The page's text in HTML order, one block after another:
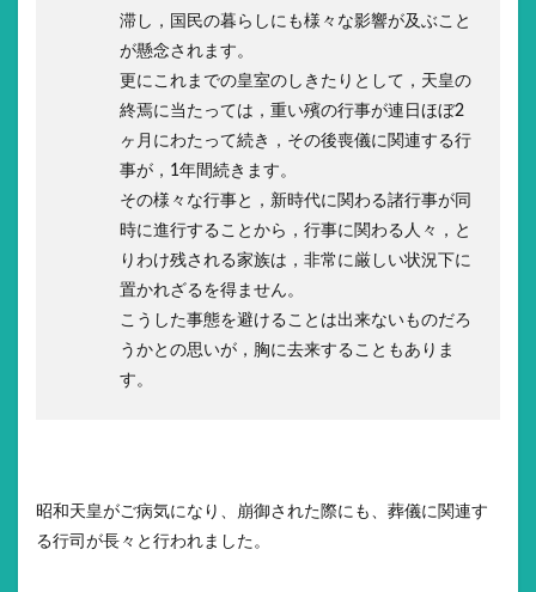
滞し，国民の暮らしにも様々な影響が及ぶこと
が懸念されます。
更にこれまでの皇室のしきたりとして，天皇の
終焉に当たっては，重い殯の行事が連日ほぼ2
ヶ月にわたって続き，その後喪儀に関連する行
事が，1年間続きます。
その様々な行事と，新時代に関わる諸行事が同
時に進行することから，行事に関わる人々，と
りわけ残される家族は，非常に厳しい状況下に
置かれざるを得ません。
こうした事態を避けることは出来ないものだろ
うかとの思いが，胸に去来することもありま
す。
昭和天皇がご病気になり、崩御された際にも、葬儀に関連す
る行司が長々と行われました。